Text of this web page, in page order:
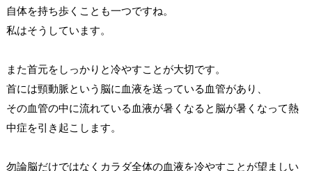
自体を持ち歩くことも一つですね。
私はそうしています。
また首元をしっかりと冷やすことが大切です。
首には頸動脈という脳に血液を送っている血管があり、
その血管の中に流れている血液が暑くなると脳が暑くなって熱
中症を引き起こします。
勿論脳だけではなくカラダ全体の血液を冷やすことが望ましい